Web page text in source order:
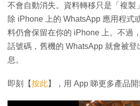
不會自動消失。資料轉移只是「複製
除 iPhone 上的 WhatsApp 應用程式
料仍會保留在你的 iPhone 上。不過
話號碼，舊機的 WhatsApp 就會被
息。
即刻【按此】，用 App 睇更多產品